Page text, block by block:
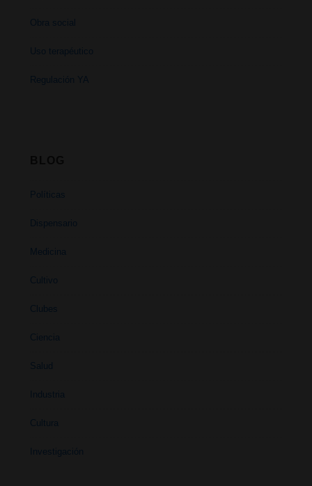
Obra social
Uso terapéutico
Regulación YA
Políticas
Dispensario
Medicina
Cultivo
Clubes
Ciencia
Salud
Industria
Cultura
Investigación